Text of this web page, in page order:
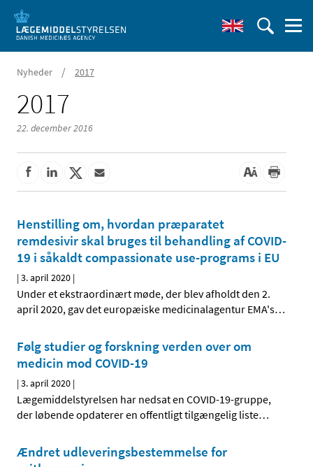
Nyheder / 2017
2017
22. december 2016
Henstilling om, hvordan præparatet
remdesivir skal bruges til behandling af COVID-
19 i såkaldt compassionate use-programs i EU
|3. april 2020 |
Under et ekstraordinært møde, der blev afholdt den 2.
april 2020, gav det europæiske medicinalagentur EMA's…
Følg studier og forskning verden over om
medicin mod COVID-19
|3. april 2020 |
Lægemiddelstyrelsen har nedsat en COVID-19-gruppe,
der løbende opdaterer en offentligt tilgængelig liste…
Ændret udleveringsbestemmelse for